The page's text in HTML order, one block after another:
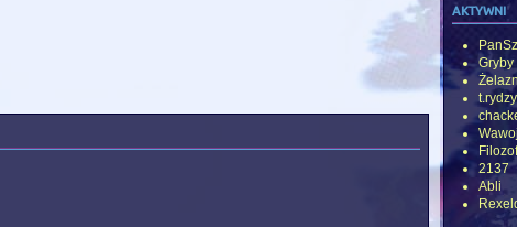
aktywni
Gryby
Wawoj
2137
Abli